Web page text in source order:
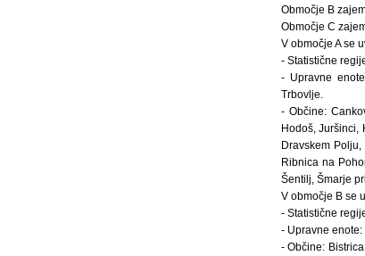
Območje B
Območje C
V območje A se
- Statistične
- Upravne
Trbovlje.
- Občine:
Hodoš, Juršinci,
Dravskem
Ribnica na
Šentilj, Šmarje
V območje B se
- Statistične
- Upravne
- Občine: